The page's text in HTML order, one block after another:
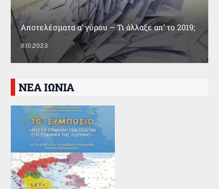
Αποτελέσματα α’ γύρου – Τι άλλαξε απ’ το 2019;
9.10.2023
ΝΕΑ ΙΩΝΙΑ